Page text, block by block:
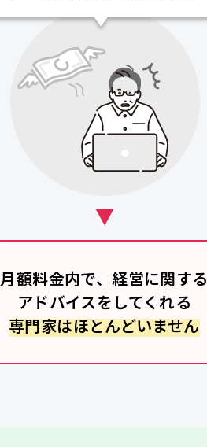
月額料金内で、経営に関する
アドバイスをしてくれる
専門家はほとんどいません